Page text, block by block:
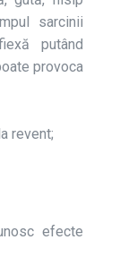
sarcinii
putând
provoca
revent;
efecte